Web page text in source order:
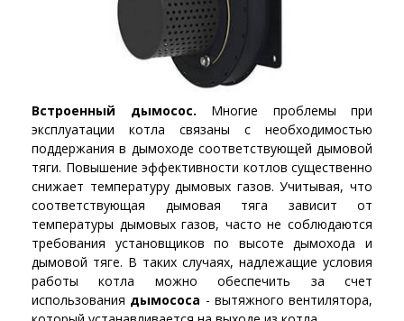
Встроенный дымосос. Многие проблемы при
эксплуатации котла связаны с необходимостью
поддержания в дымоходе соответствующей дымовой
тяги. Повышение эффективности котлов существенно
снижает температуру дымовых газов. Учитывая, что
соответствующая дымовая тяга зависит от
температуры дымовых газов, часто не соблюдаются
требования установщиков по высоте дымохода и
дымовой тяге. В таких случаях, надлежащие условия
работы котла можно обеспечить за счет
использования дымососа - вытяжного вентилятора,